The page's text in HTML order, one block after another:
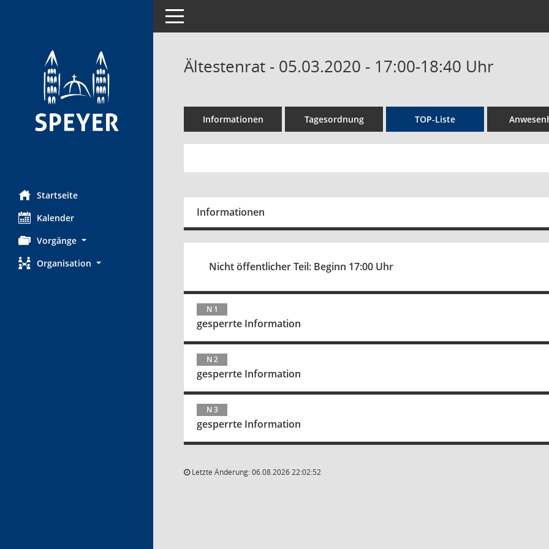
Startseite
Kalender
Vorgänge
Organisation
Toggle navigation
Ältestenrat - 05.03.2020 - 17:00-18:40 Uhr
Informationen Tagesordnung TOP-Liste
Informationen
Nicht öffentlicher Teil: Beginn 17:00 Uhr
N 1
gesperrte Information
N 2
gesperrte Information
N 3
gesperrte Information
Letzte Änderung: 06.08.2026 22:02:52